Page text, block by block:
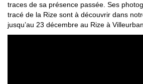
traces de sa présence passée. Ses
tracé de la Rize sont à découvrir dans
jusqu’au 23 décembre au Rize à